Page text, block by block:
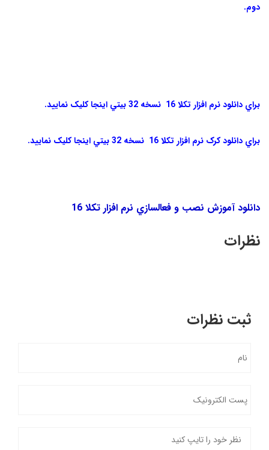
دوم.
براي دانلود نرم افزار تکلا 16 نسخه 32 بيتي اينجا کليک نماييد.
براي دانلود کرک نرم افزار تکلا 16 نسخه 32 بيتي اينجا کليک نماييد.
دانلود آموزش نصب و فعالسازي نرم افزار تکلا 16
نظرات
ثبت نظرات